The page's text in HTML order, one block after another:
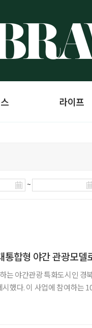
라이프
~
통합형 야간 관광모델
는 야간관광 특화도시인 경
시했다. 이 사업에 참여하는